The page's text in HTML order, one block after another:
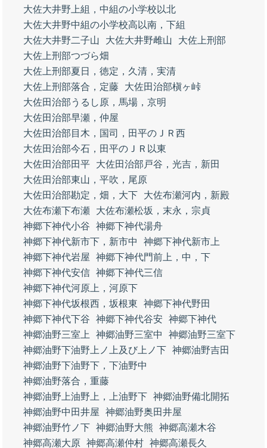
大佐大井野上組，中組の小学校以北
大佐大井野中組の小学校高以南，下組
大佐大井野二子山
大佐大井野雌山
大佐上刑部
大佐上刑部つづら畑
大佐上刑部夏日，徳定，久清，実清
大佐上刑部落合，定藤
大佐田治部槇ヶ峠
大佐田治部うるし原，馬場，京明
大佐田治部早瀬，仲屋
大佐田治部目木，国司，田平のＪＲ西
大佐田治部今石，田平のＪＲ以東
大佐田治部田平
大佐田治部戸谷，光吉，新田
大佐田治部東山，平吹，尾原
大佐田治部勘定，畑，大下
大佐布瀬河内，新殿
大佐布瀬下布瀬
大佐布瀬松坂，末永，宗貞
神郷下神代小谷
神郷下神代湯舟
神郷下神代新市下，新市中
神郷下神代新市上
神郷下神代岩屋
神郷下神代門前上，中，下
神郷下神代安信 神郷下神代三信
神郷下神代河原上，河原下
神郷下神代坂根西，坂根東
神郷下神代野田
神郷下神代下谷
神郷下神代谷安 神郷下神代
神郷油野三室上
神郷油野三室中
神郷油野三室下
神郷油野下油野上ノ上及び上ノ下 神郷油野吉田
神郷油野下油野下，下油野中
神郷油野落合，重藤
神郷油野上油野上，上油野下 神郷油野備北開拓
神郷油野中田井屋
神郷油野奥田井屋
神郷油野竹ノ下 神郷油野大熊
神郷高瀬木谷
神郷高瀬大原 神郷高瀬仲村 神郷高瀬長久